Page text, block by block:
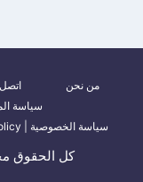
من نحن اتصل
سياسة
سياسة الخصوصية | Privacy Policy
كل الحقوق